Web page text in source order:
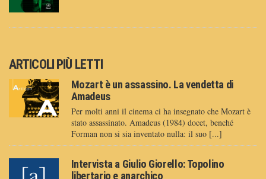
ARTICOLI PIÙ LETTI
Mozart è un assassino. La vendetta di
Amadeus
Per molti anni il cinema ci ha insegnato che Mozart è
stato assassinato. Amadeus (1984) docet, benché
Forman non si sia inventato nulla: il suo [...]
Intervista a Giulio Giorello: Topolino
libertario e anarchico